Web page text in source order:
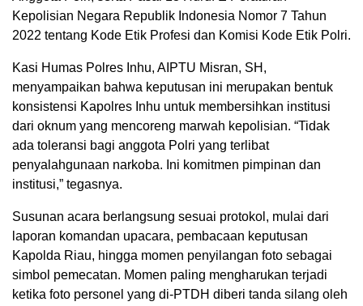
Kepolisian Negara Republik Indonesia Nomor 7 Tahun
2022 tentang Kode Etik Profesi dan Komisi Kode Etik Polri.
Kasi Humas Polres Inhu, AIPTU Misran, SH,
menyampaikan bahwa keputusan ini merupakan bentuk
konsistensi Kapolres Inhu untuk membersihkan institusi
dari oknum yang mencoreng marwah kepolisian. “Tidak
ada toleransi bagi anggota Polri yang terlibat
penyalahgunaan narkoba. Ini komitmen pimpinan dan
institusi,” tegasnya.
Susunan acara berlangsung sesuai protokol, mulai dari
laporan komandan upacara, pembacaan keputusan
Kapolda Riau, hingga momen penyilangan foto sebagai
simbol pemecatan. Momen paling mengharukan terjadi
ketika foto personel yang di-PTDH diberi tanda silang oleh